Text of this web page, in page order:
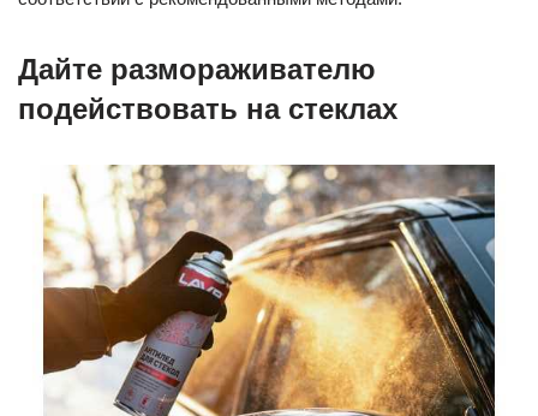
Дайте размораживателю
подействовать на стеклах